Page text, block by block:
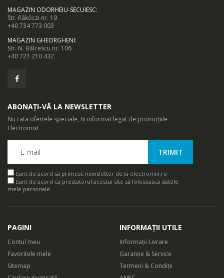
MAGAZIN ODORHEIU-SECUIESC:
Str. Rákóczi nr. 19
+40 734 773 003
MAGAZIN GHEORGHENI:
Str. N. Bălcescu nr. 106
+40 721 210 432
ABONAȚI-VĂ LA NEWSLETTER
Nu rata ofertele speciale, fii informat legat de promoțiile
Electromix!
Sunt de acord să primesc newsletter de la electromix.ro
Sunt de acord ca prestatorul acestui site să folosească datele
mele personale.
PAGINI
Contul meu
Favoritele mele
Sitemap
INFORMAȚII UTILE
Informații Livrare
Garanție & Service
Termeni & Condiții